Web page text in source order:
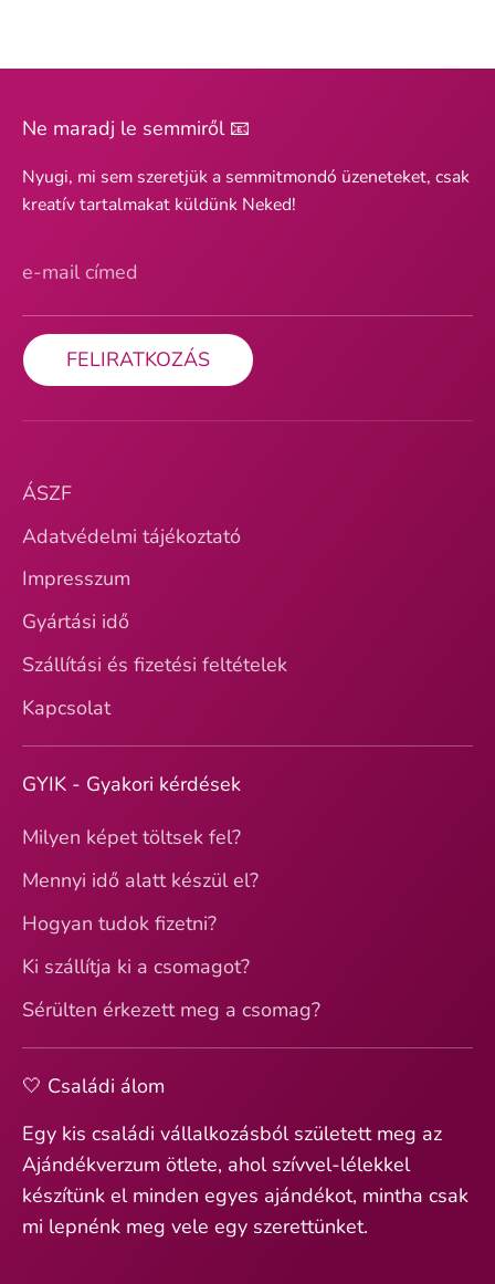
Ne maradj le semmiről 📧
Nyugi, mi sem szeretjük a semmitmondó üzeneteket, csak
kreatív tartalmakat küldünk Neked!
e-mail címed
FELIRATKOZÁS
ÁSZF
Adatvédelmi tájékoztató
Impresszum
Gyártási idő
Szállítási és fizetési feltételek
Kapcsolat
GYIK - Gyakori kérdések
Milyen képet töltsek fel?
Mennyi idő alatt készül el?
Hogyan tudok fizetni?
Ki szállítja ki a csomagot?
Sérülten érkezett meg a csomag?
🤍 Családi álom
Egy kis családi vállalkozásból született meg az
Ajándékverzum ötlete, ahol szívvel-lélekkel
készítünk el minden egyes ajándékot, mintha csak
mi lepnénk meg vele egy szerettünket.